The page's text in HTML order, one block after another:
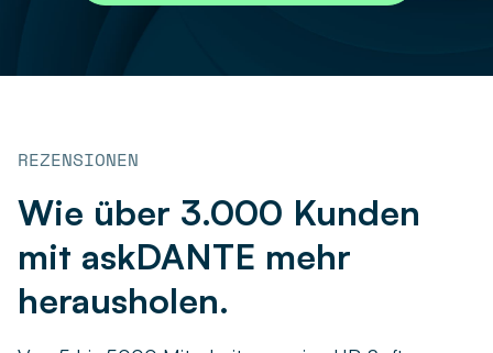
REZENSIONEN
Wie über 3.000 Kunden
mit askDANTE mehr
herausholen.